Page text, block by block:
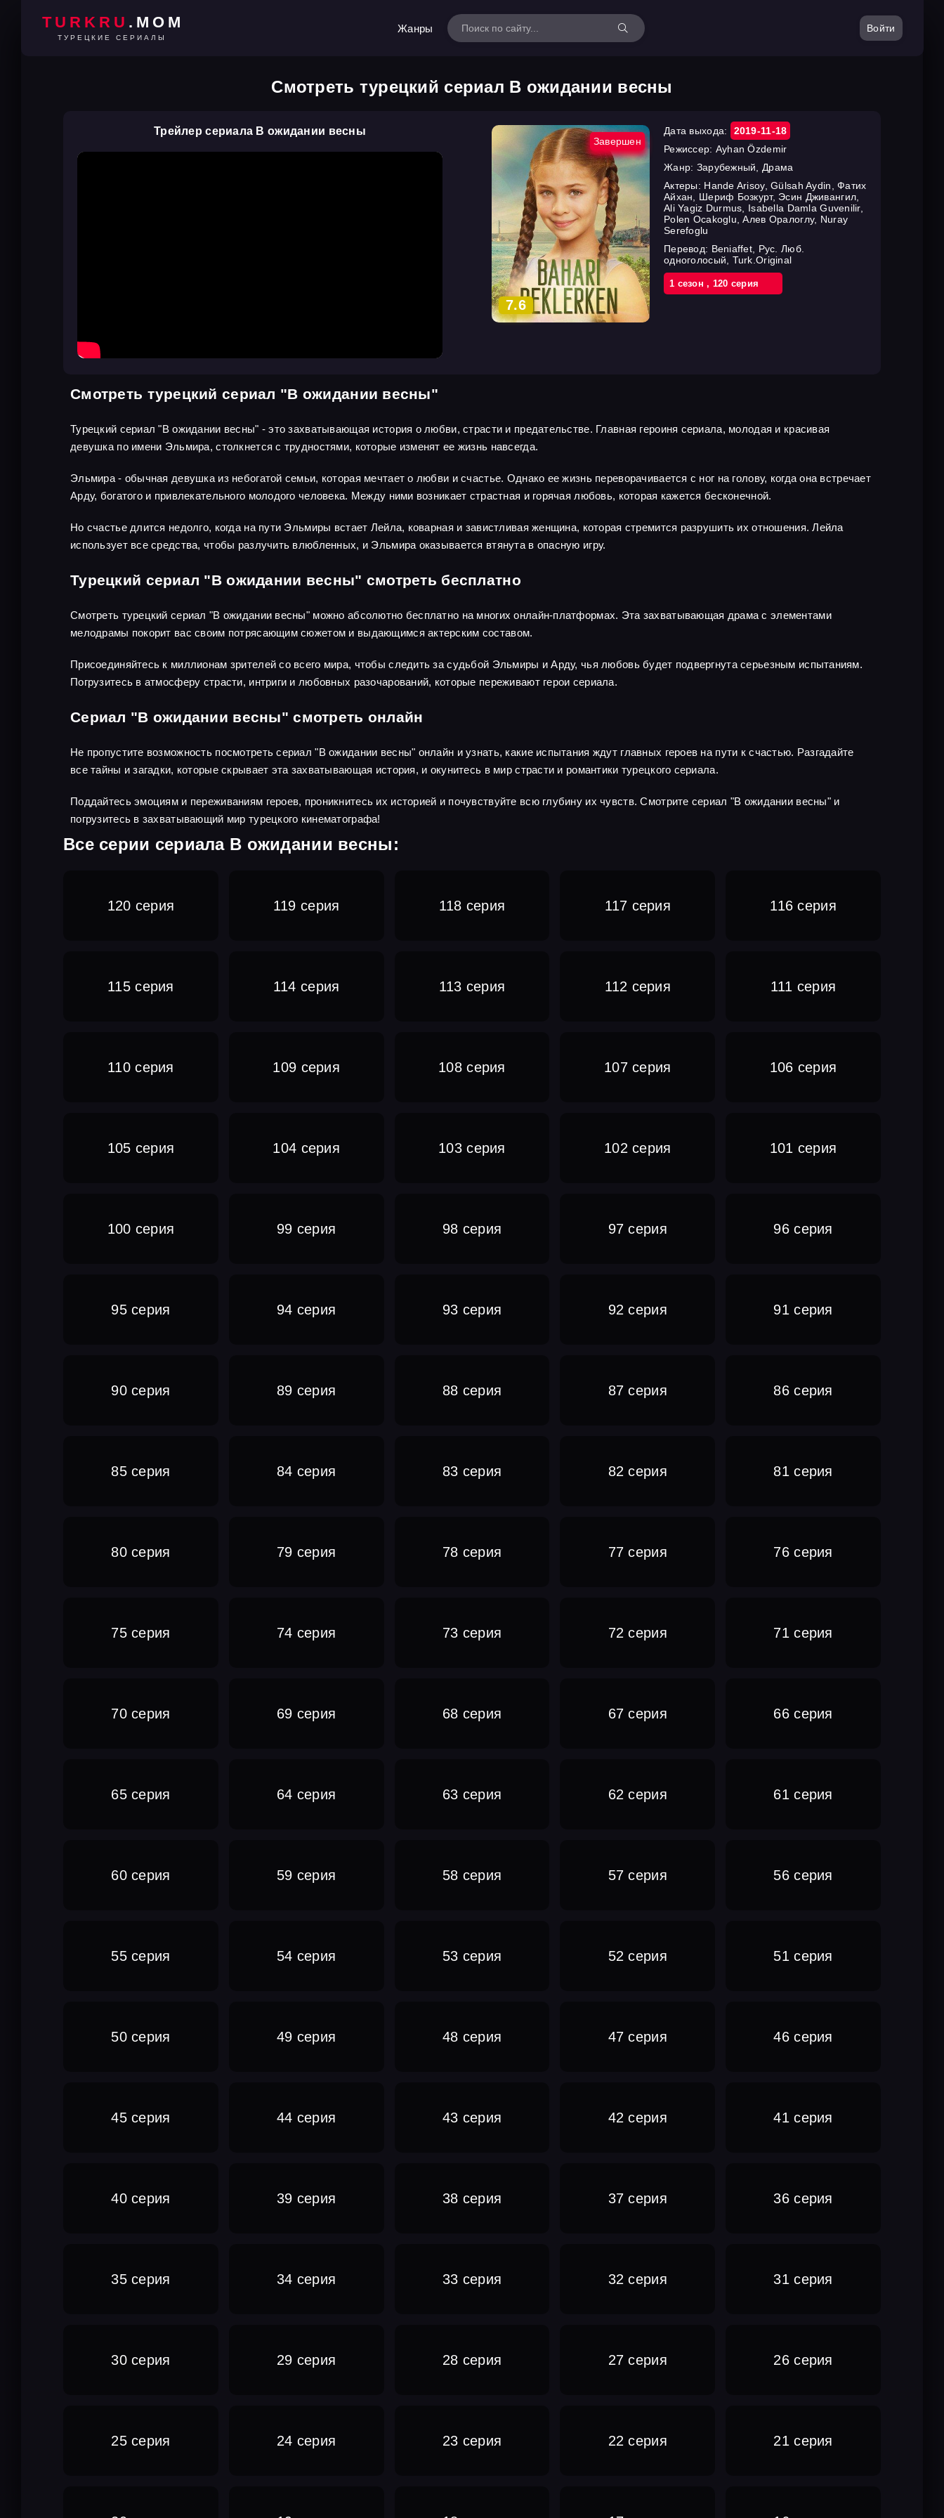
TURKRU .MOM
ТУРЕЦКИЕ СЕРИАЛЫ
Жанры Войти
Смотреть турецкий сериал В ожидании весны
Трейлер сериала В ожидании весны
Завершен
7.6
Дата выхода:
2019-11-18
Режиссер: Ayhan Özdemir
Жанр: Зарубежный, Драма
Актеры: Hande Arisoy, Gülsah Aydin, Фатих
Айхан, Шериф Бозкурт, Эсин Дживангил,
Ali Yagiz Durmus, Isabella Damla Guvenilir,
Polen Ocakoglu, Алев Оралоглу, Nuray
Serefoglu
Перевод: Beniaffet, Рус. Люб.
одноголосый, Turk.Original
1 cезон, 120 cерия
Смотреть турецкий сериал "В ожидании весны"
Турецкий сериал "В ожидании весны" - это захватывающая история о любви, страсти и предательстве. Главная героиня сериала, молодая и красивая
девушка по имени Эльмира, столкнется с трудностями, которые изменят ее жизнь навсегда.
Эльмира - обычная девушка из небогатой семьи, которая мечтает о любви и счастье. Однако ее жизнь переворачивается с ног на голову, когда она встречает
Арду, богатого и привлекательного молодого человека. Между ними возникает страстная и горячая любовь, которая кажется бесконечной.
Но счастье длится недолго, когда на пути Эльмиры встает Лейла, коварная и завистливая женщина, которая стремится разрушить их отношения. Лейла
использует все средства, чтобы разлучить влюбленных, и Эльмира оказывается втянута в опасную игру.
Турецкий сериал "В ожидании весны" смотреть бесплатно
Смотреть турецкий сериал "В ожидании весны" можно абсолютно бесплатно на многих онлайн-платформах. Эта захватывающая драма с элементами
мелодрамы покорит вас своим потрясающим сюжетом и выдающимся актерским составом.
Присоединяйтесь к миллионам зрителей со всего мира, чтобы следить за судьбой Эльмиры и Арду, чья любовь будет подвергнута серьезным испытаниям.
Погрузитесь в атмосферу страсти, интриги и любовных разочарований, которые переживают герои сериала.
Сериал "В ожидании весны" смотреть онлайн
Не пропустите возможность посмотреть сериал "В ожидании весны" онлайн и узнать, какие испытания ждут главных героев на пути к счастью. Разгадайте
все тайны и загадки, которые скрывает эта захватывающая история, и окунитесь в мир страсти и романтики турецкого сериала.
Поддайтесь эмоциям и переживаниям героев, проникнитесь их историей и почувствуйте всю глубину их чувств. Смотрите сериал "В ожидании весны" и
погрузитесь в захватывающий мир турецкого кинематографа!
Все серии сериала В ожидании весны:
120 серия 119 серия 118 серия 117 серия 116 серия
115 серия 114 серия 113 серия 112 серия 111 серия
110 серия 109 серия 108 серия 107 серия 106 серия
105 серия 104 серия 103 серия 102 серия 101 серия
100 серия 99 серия 98 серия 97 серия 96 серия
95 серия 94 серия 93 серия 92 серия 91 серия
90 серия 89 серия 88 серия 87 серия 86 серия
85 серия 84 серия 83 серия 82 серия 81 серия
80 серия 79 серия 78 серия 77 серия 76 серия
75 серия 74 серия 73 серия 72 серия 71 серия
70 серия 69 серия 68 серия 67 серия 66 серия
65 серия 64 серия 63 серия 62 серия 61 серия
60 серия 59 серия 58 серия 57 серия 56 серия
55 серия 54 серия 53 серия 52 серия 51 серия
50 серия 49 серия 48 серия 47 серия 46 серия
45 серия 44 серия 43 серия 42 серия 41 серия
40 серия 39 серия 38 серия 37 серия 36 серия
35 серия 34 серия 33 серия 32 серия 31 серия
30 серия 29 серия 28 серия 27 серия 26 серия
25 серия 24 серия 23 серия 22 серия 21 серия